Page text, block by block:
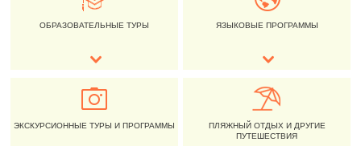
ОБРАЗОВАТЕЛЬНЫЕ ТУРЫ ЯЗЫКОВЫЕ ПРОГРАММЫ
ЭКСКУРСИОННЫЕ ТУРЫ И ПРОГРАММЫ
ПЛЯЖНЫЙ ОТДЫХ И ДРУГИЕ
ПУТЕШЕСТВИЯ